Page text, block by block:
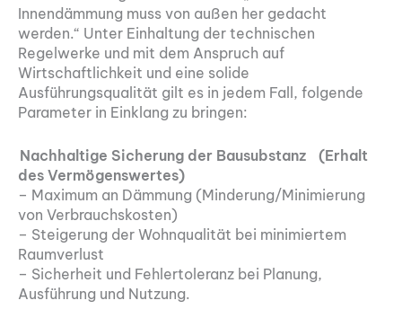
Innendämmung muss von außen her gedacht
werden.“ Unter Einhaltung der technischen
Regelwerke und mit dem Anspruch auf
Wirtschaftlichkeit und eine solide
Ausführungsqualität gilt es in jedem Fall, folgende
Parameter in Einklang zu bringen:
Nachhaltige Sicherung der Bausubstanz (Erhalt
des Vermögenswertes)
– Maximum an Dämmung (Minderung/Minimierung
von Verbrauchskosten)
– Steigerung der Wohnqualität bei minimiertem
Raumverlust
– Sicherheit und Fehlertoleranz bei Planung,
Ausführung und Nutzung.